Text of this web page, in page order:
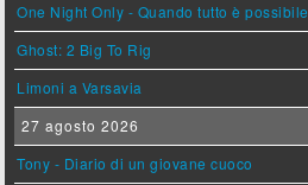
One Night Only - Quando tutto è possibile
Ghost: 2 Big To Rig
Limoni a Varsavia
27 agosto 2026
Tony - Diario di un giovane cuoco